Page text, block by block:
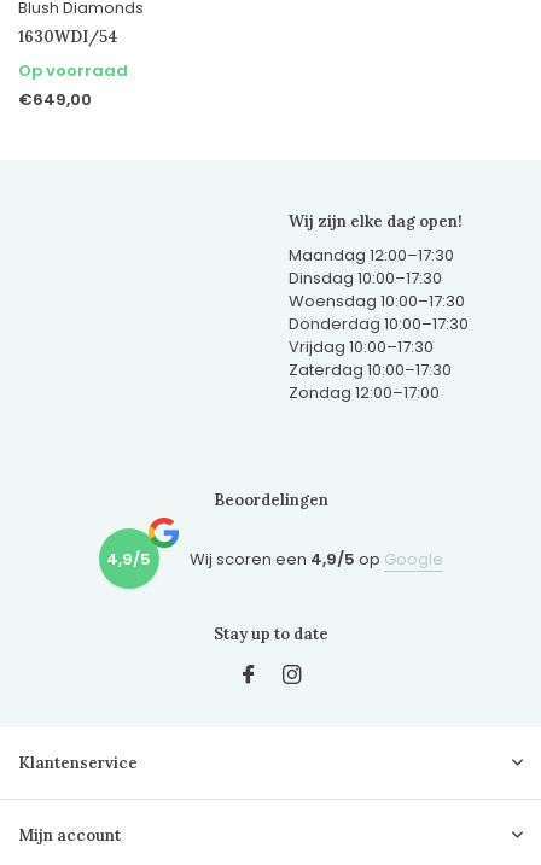
Blush Diamonds
1630WDI/54
Op voorraad
€649,00
Wij zijn elke dag open!
Maandag 12:00–17:30
Dinsdag 10:00–17:30
Woensdag 10:00–17:30
Donderdag 10:00–17:30
Vrijdag 10:00–17:30
Zaterdag 10:00–17:30
Zondag 12:00–17:00
Beoordelingen
4,9/5 Wij scoren een 4,9/5 op Google
Stay up to date
Klantenservice
Mijn account